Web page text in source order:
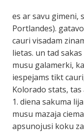
es ar savu gimeni,
Portlandes).
cauri visadam
lietas. un tad
musu galamerki,
iespejams tikt
Kolorado stats,
1. diena sakuma
musu mazaja
apsunojusi koku